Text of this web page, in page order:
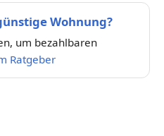
Wohnung?
um bezahlbaren
Ratgeber